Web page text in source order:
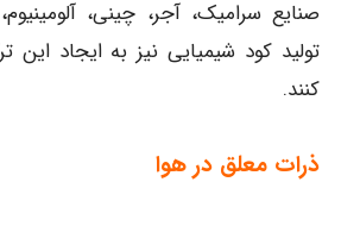
صنایع سرامیک، آجر، چینی،
تولید کود شیمیایی نیز به ایجاد
کنند.
ذرات معلق در هوا